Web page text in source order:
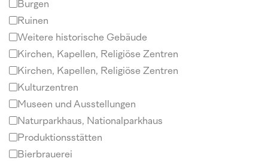
Burgen
Ruinen
Weitere historische Gebäude
Kirchen, Kapellen, Religiöse Zentren
Kirchen, Kapellen, Religiöse Zentren
Kulturzentren
Museen und Ausstellungen
Naturparkhaus, Nationalparkhaus
Produktionsstätten
Bierbrauerei